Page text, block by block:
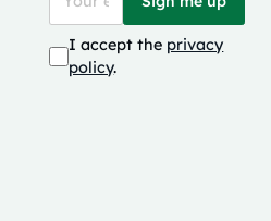
I accept the privacy
policy.